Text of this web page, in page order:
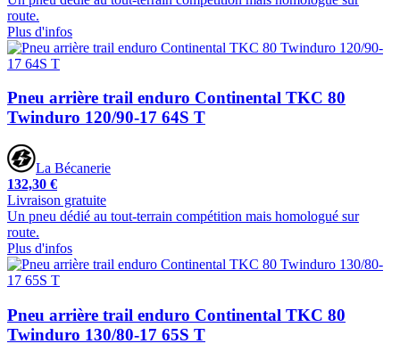
route.
Plus d'infos
Pneu arrière trail enduro Continental TKC 80
Twinduro 120/90-17 64S T
La Bécanerie
132,30 €
Livraison gratuite
Un pneu dédié au tout-terrain compétition mais homologué sur
route.
Plus d'infos
Pneu arrière trail enduro Continental TKC 80
Twinduro 130/80-17 65S T